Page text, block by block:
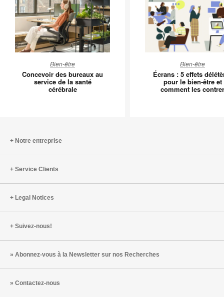
des
bureaux
au
Bien-être
Concevoir des bureaux au
service de la santé
cérébrale
:
5
effets
les
Bien-être
Écrans : 5 effets
pour le bien-être et
comment les contrer
Notre entreprise
Service Clients
Legal Notices
Suivez-nous!
Abonnez-vous à la Newsletter sur nos Recherches
Contactez-nous